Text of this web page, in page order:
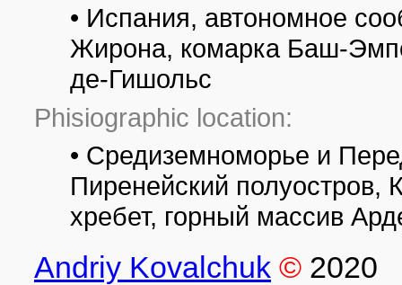
• Испания, автономное
Жирона, комарка Баш-
де-Гишольс
Phisiographic location:
• Средиземноморье и
Пиренейский полуостров,
хребет, горный массив
Andriy Kovalchuk © 2020